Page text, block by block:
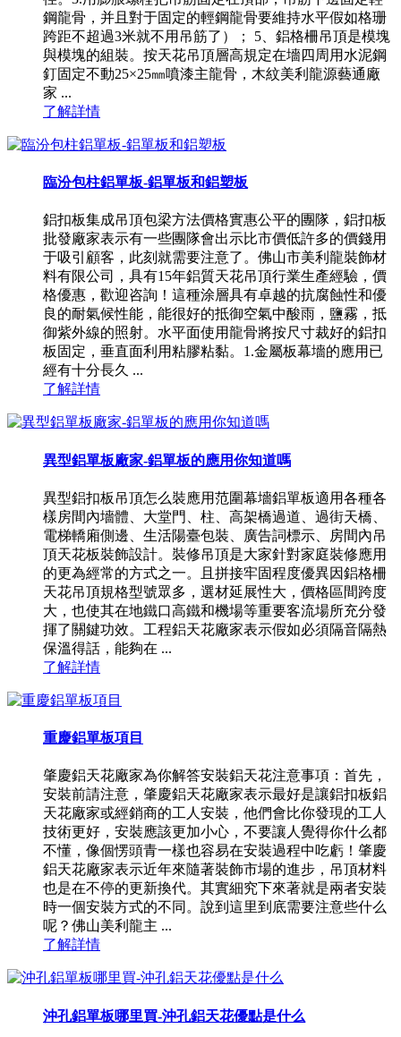
鋼龍骨，并且對于固定的輕鋼龍骨要維持水平假如格珊
跨距不超過3米就不用吊筋了）； 5、鋁格柵吊頂是模塊
與模塊的組裝。按天花吊頂層高規定在墻四周用水泥鋼
釘固定不動25×25㎜噴漆主龍骨，木紋美利龍源藝通廠
家 ...
了解詳情
臨汾包柱鋁單板-鋁單板和鋁塑板
鋁扣板集成吊頂包梁方法價格實惠公平的團隊，鋁扣板
批發廠家表示有一些團隊會出示比市價低許多的價錢用
于吸引顧客，此刻就需要注意了。佛山市美利龍裝飾材
料有限公司，具有15年鋁質天花吊頂行業生產經驗，價
格優惠，歡迎咨詢！這種涂層具有卓越的抗腐蝕性和優
良的耐氣候性能，能很好的抵御空氣中酸雨，鹽霧，抵
御紫外線的照射。水平面使用龍骨將按尺寸裁好的鋁扣
板固定，垂直面利用粘膠粘黏。1.金屬板幕墻的應用已
經有十分長久 ...
了解詳情
異型鋁單板廠家-鋁單板的應用你知道嗎
異型鋁扣板吊頂怎么裝應用范圍幕墻鋁單板適用各種各
樣房間內墻體、大堂門、柱、高架橋過道、過街天橋、
電梯轎廂側邊、生活陽臺包裝、廣告詞標示、房間內吊
頂天花板裝飾設計。裝修吊頂是大家針對家庭裝修應用
的更為經常的方式之一。且拼接牢固程度優異因鋁格柵
天花吊頂規格型號眾多，選材延展性大，價格區間跨度
大，也使其在地鐵口高鐵和機場等重要客流場所充分發
揮了關鍵功效。工程鋁天花廠家表示假如必須隔音隔熱
保溫得話，能夠在 ...
了解詳情
重慶鋁單板項目
肇慶鋁天花廠家為你解答安裝鋁天花注意事項：首先，
安裝前請注意，肇慶鋁天花廠家表示最好是讓鋁扣板鋁
天花廠家或經銷商的工人安裝，他們會比你發現的工人
技術更好，安裝應該更加小心，不要讓人覺得你什么都
不懂，像個愣頭青一樣也容易在安裝過程中吃虧！肇慶
鋁天花廠家表示近年來隨著裝飾市場的進步，吊頂材料
也是在不停的更新換代。其實細究下來著就是兩者安裝
時一個安裝方式的不同。說到這里到底需要注意些什么
呢？佛山美利龍主 ...
了解詳情
沖孔鋁單板哪里買-沖孔鋁天花優點是什么